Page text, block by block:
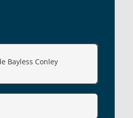
Bayless Conley